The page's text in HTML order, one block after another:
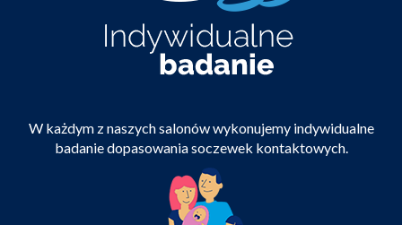
W każdym z naszych salonów wykonujemy indywidualne
badanie dopasowania soczewek kontaktowych.